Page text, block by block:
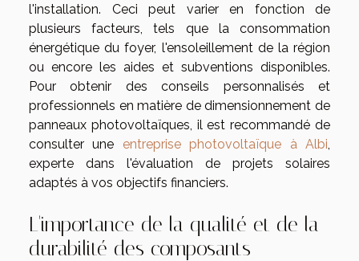
l'installation. Ceci peut varier en fonction de
plusieurs facteurs, tels que la consommation
énergétique du foyer, l'ensoleillement de la région
ou encore les aides et subventions disponibles.
Pour obtenir des conseils personnalisés et
professionnels en matière de dimensionnement de
panneaux photovoltaïques, il est recommandé de
consulter une entreprise photovoltaïque à Albi
experte dans l'évaluation de projets solaires
adaptés à vos objectifs financiers.
L'importance de la qualité et de la
durabilité des composants